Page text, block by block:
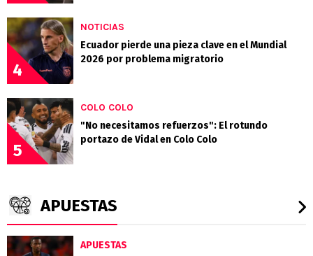
4
NOTICIAS
Ecuador pierde una pieza clave en el Mundial
2026 por problema migratorio
5
COLO COLO
"No necesitamos refuerzos": El rotundo
portazo de Vidal en Colo Colo
APUESTAS
APUESTAS